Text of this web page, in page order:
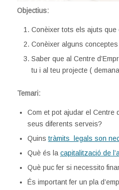
Objectius:
Conèixer tots els ajuts
Conèixer alguns
Saber que al Centre
tu i al teu projecte (
Temari:
Com et pot ajudar el Centre
seus diferents serveis?
Quins tràmits legals son
Què és la capitalització de
Què puc fer si necessito
És important fer un pla